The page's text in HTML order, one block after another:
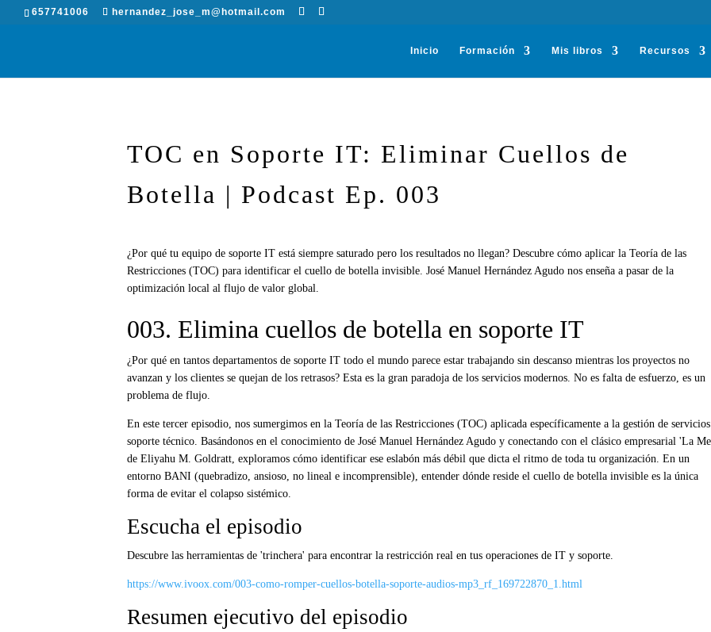
657741006 hernandez_jose_m@hotmail.com
Inicio Formación Mis libros Recursos
TOC en Soporte IT: Eliminar Cuellos de
Botella | Podcast Ep. 003
¿Por qué tu equipo de soporte IT está siempre saturado pero los resultados no llegan? Descubre cómo aplicar la Teoría de las
Restricciones (TOC) para identificar el cuello de botella invisible. José Manuel Hernández Agudo nos enseña a pasar de la
optimización local al flujo de valor global.
003. Elimina cuellos de botella en soporte IT
¿Por qué en tantos departamentos de soporte IT todo el mundo parece estar trabajando sin descanso mientras los proyectos no
avanzan y los clientes se quejan de los retrasos? Esta es la gran paradoja de los servicios modernos. No es falta de esfuerzo, es un
problema de flujo.
En este tercer episodio, nos sumergimos en la Teoría de las Restricciones (TOC) aplicada específicamente a la gestión de
soporte técnico. Basándonos en el conocimiento de José Manuel Hernández Agudo y conectando con el clásico empresarial 'La
de Eliyahu M. Goldratt, exploramos cómo identificar ese eslabón más débil que dicta el ritmo de toda tu organización. En un
entorno BANI (quebradizo, ansioso, no lineal e incomprensible), entender dónde reside el cuello de botella invisible es la única
forma de evitar el colapso sistémico.
Escucha el episodio
Descubre las herramientas de 'trinchera' para encontrar la restricción real en tus operaciones de IT y soporte.
https://www.ivoox.com/003-como-romper-cuellos-botella-soporte-audios-mp3_rf_169722870_1.html
Resumen ejecutivo del episodio